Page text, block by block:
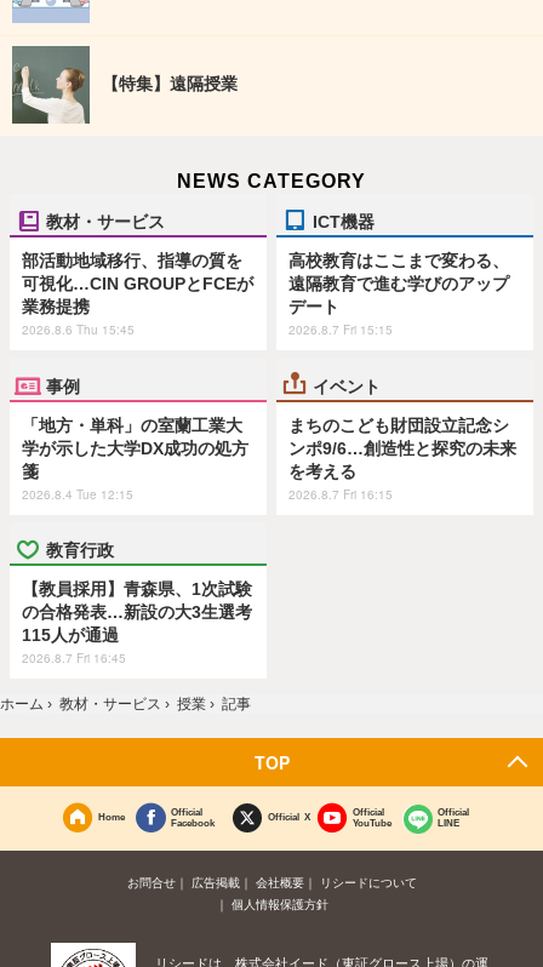
【特集】遠隔授業
NEWS CATEGORY
教材・サービス
部活動地域移行、指導の質を
可視化…CIN GROUPとFCEが
業務提携
2026.8.6 Thu 15:45
ICT機器
高校教育はここまで変わる、
遠隔教育で進む学びのアップ
デート
2026.8.7 Fri 15:15
事例
「地方・単科」の室蘭工業大
学が示した大学DX成功の処方
箋
2026.8.4 Tue 12:15
イベント
まちのこども財団設立記念シ
ンポ9/6…創造性と探究の未来
を考える
2026.8.7 Fri 16:15
教育行政
【教員採用】青森県、1次試験
の合格発表…新設の大3生選考
115人が通過
2026.8.7 Fri 16:45
ホーム › 教材・サービス › 授業 › 記事
TOP
Home
Official
Facebook
Official X
Official
YouTube
Official
LINE
お問合せ 広告掲載 会社概要
リシードについて
個人情報保護方針
リシードは、株式会社イード（東証グロース上場）の運